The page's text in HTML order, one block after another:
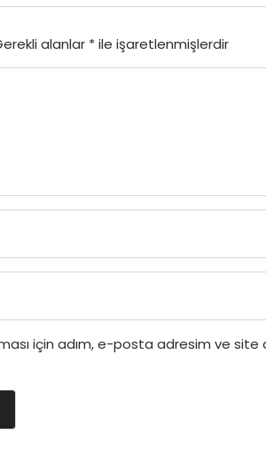
alanlar *ile işaretlenmişlerdir
için adım, e-posta adresim ve site